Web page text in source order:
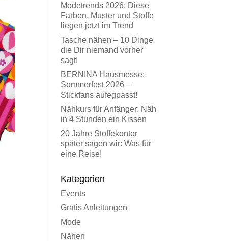
Modetrends 2026: Diese
Farben, Muster und Stoffe
liegen jetzt im Trend
Tasche nähen – 10 Dinge
die Dir niemand vorher
sagt!
BERNINA Hausmesse:
Sommerfest 2026 –
Stickfans aufegpasst!
Nähkurs für Anfänger: Näh
in 4 Stunden ein Kissen
20 Jahre Stoffekontor
später sagen wir: Was für
eine Reise!
Kategorien
Events
Gratis Anleitungen
Mode
Nähen